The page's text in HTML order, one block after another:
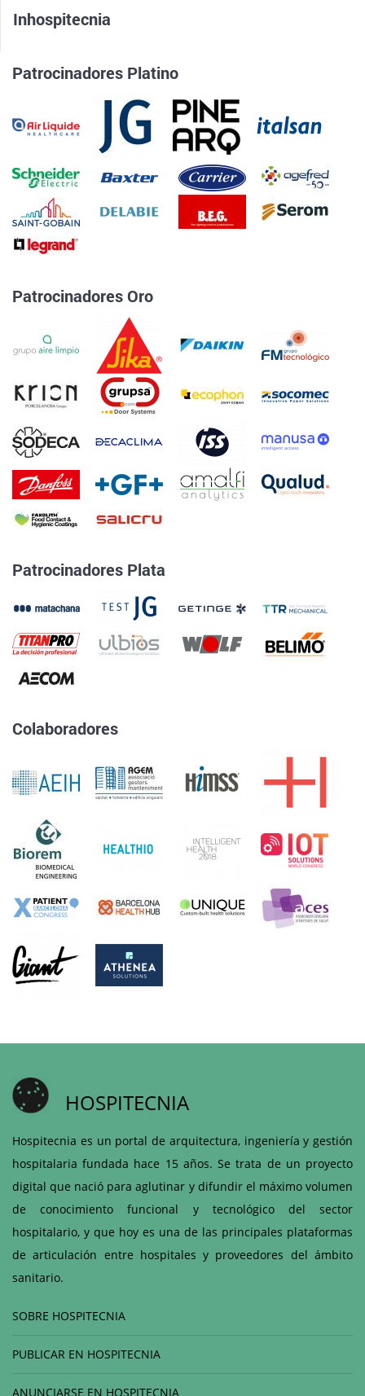
Inhospitecnia
Patrocinadores Platino
Patrocinadores Oro
Patrocinadores Plata
Colaboradores
HOSPITECNIA
Hospitecnia es un portal de arquitectura, ingeniería y gestión
hospitalaria fundada hace 15 años. Se trata de un proyecto
digital que nació para aglutinar y difundir el máximo volumen
de conocimiento funcional y tecnológico del sector
hospitalario, y que hoy es una de las principales plataformas
de articulación entre hospitales y proveedores del ámbito
sanitario.
SOBRE HOSPITECNIA
PUBLICAR EN HOSPITECNIA
ANUNCIARSE EN HOSPITECNIA